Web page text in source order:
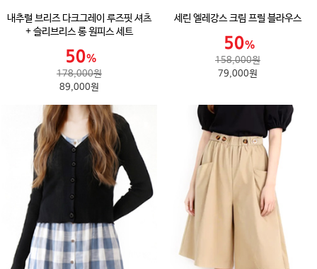
내추럴 브리즈 다크그레이 루즈핏 셔츠
+ 슬리브리스 롱 원피스 세트
178,000원
89,000원
세린 엘레강스 크림 프릴 블라우스
158,000원
79,000원